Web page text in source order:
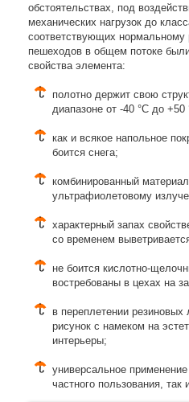
обстоятельствах, под
механических нагрузок до
соответствующих нормальному
пешеходов в общем потоке
свойства элемента:
полотно держит свою
диапазоне от -40 °C до +50
как и всякое напольное
боится снега;
комбинированный
ультрафиолетовому
характерный запах
со временем
не боится кислотно-
востребованы в цехах на
в переплетении резиновых
рисунок с намеком на
интерьеры;
универсальное
частного пользования, так